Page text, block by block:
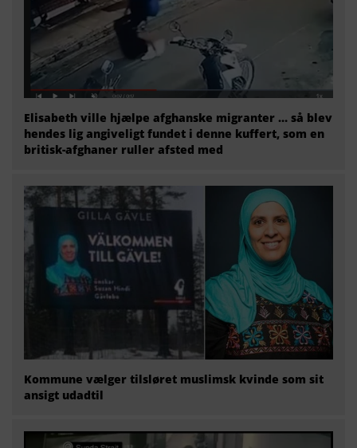
Elisabeth ville hjælpe afghanske migranter … så blev
hendes lig angiveligt fundet i denne kuffert, som en
britisk-afghaner ruller afsted med
Kommune vælger tilsløret muslimsk kvinde som sit
ansigt udadtil